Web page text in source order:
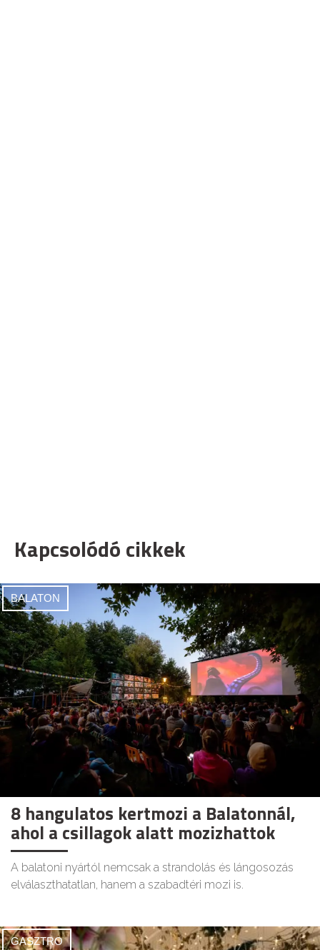
Kapcsolódó cikkek
BALATON
8 hangulatos kertmozi a Balatonnál,
ahol a csillagok alatt mozizhattok
A balatoni nyártól nemcsak a strandolás és lángosozás
elválaszthatatlan, hanem a szabadtéri mozi is.
GASZTRO